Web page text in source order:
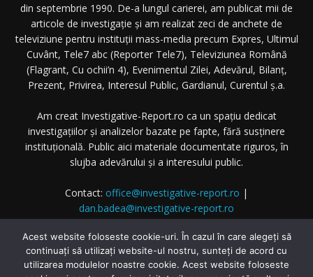
din septembrie 1990. De-a lungul carierei, am publicat mii de
articole de investigație și am realizat zeci de anchete de
televiziune pentru instituții mass-media precum Expres, Ultimul
Cuvânt, Tele7 abc (Reporter Tele7), Televiziunea Română
(Flagrant, Cu ochii’n 4), Evenimentul Zilei, Adevărul, Bilanț,
Prezent, Privirea, Interesul Public, Gardianul, Curentul ș.a.
Am creat Investigative-Report.ro ca un spațiu dedicat
investigațiilor și analizelor bazate pe fapte, fără susținere
instituțională. Public aici materiale documentate riguros, în
slujba adevărului și a interesului public.
Contact: office@investigative-report.ro |
dan.badea@investigative-report.ro
© 2025 Investigative-Report.ro. Toate drepturile rezervate.
Acest website foloseste cookie-uri. În cazul în care alegeți să
continuați să utilizați website-ul nostru, sunteți de acord cu
utilizarea modulelor noastre cookie. Acest website foloseste